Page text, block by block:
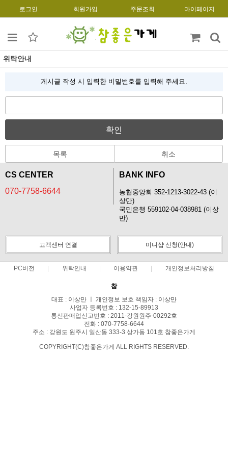
로그인 회원가입 주문조회 마이페이지
위탁안내
게시글 작성 시 입력한 비밀번호를 입력해 주세요.
확인
목록 취소
CS CENTER
070-7758-6644
BANK INFO
농협중앙회 352-1213-3022-43 (이
상만)
국민은행 559102-04-038981 (이상
만)
고객센터 연결 미니샵 신청(안내)
PC버전 위탁안내 이용약관 개인정보처리방침
참
대표 : 이상만 ㅣ 개인정보 보호 책임자 : 이상만
사업자 등록번호 : 132-15-89913
통신판매업신고번호 : 2011-강원원주-00292호
전화 : 070-7758-6644
주소 : 강원도 원주시 일산동 333-3 상가동 101호 참좋은가게
COPYRIGHT(C)참좋은가게 ALL RIGHTS RESERVED.